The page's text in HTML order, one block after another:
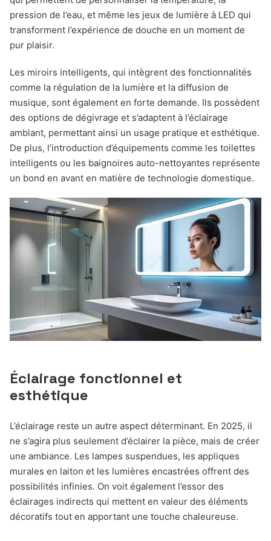
pression de l’eau, et même les jeux de lumière à LED qui
transforment l’expérience de douche en un moment de
pur plaisir.
Les miroirs intelligents, qui intègrent des fonctionnalités
comme la régulation de la lumière et la diffusion de
musique, sont également en forte demande. Ils possèdent
des options de dégivrage et s’adaptent à l’éclairage
ambiant, permettant ainsi un usage pratique et esthétique.
De plus, l’introduction d’équipements comme les toilettes
intelligents ou les baignoires auto-nettoyantes représente
un bond en avant en matière de technologie domestique.
Éclairage fonctionnel et
esthétique
L’éclairage reste un autre aspect déterminant. En 2025, il
ne s’agira plus seulement d’éclairer la pièce, mais de créer
une ambiance. Les lampes suspendues, les appliques
murales en laiton et les lumières encastrées offrent des
possibilités infinies. On voit également l’essor des
éclairages indirects qui mettent en valeur des éléments
décoratifs tout en apportant une touche chaleureuse.